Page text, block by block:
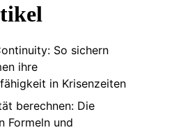
So sichern
ihre
in Krisenzeiten
berechnen: Die
Formeln und